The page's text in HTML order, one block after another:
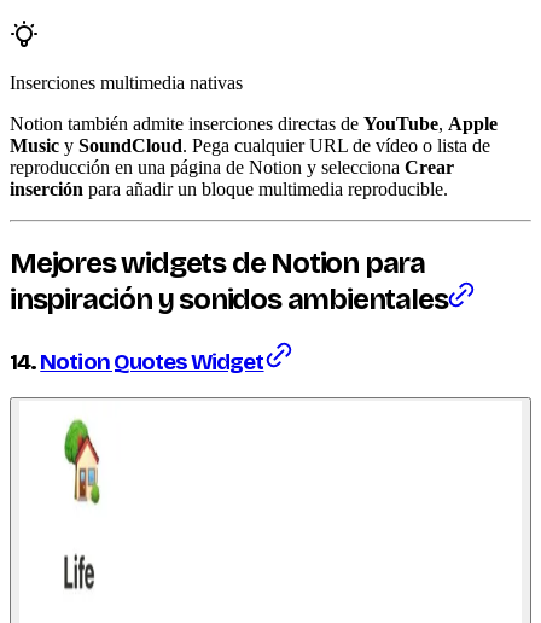
Inserciones multimedia nativas
Notion también admite inserciones directas de YouTube, Apple
Music y SoundCloud. Pega cualquier URL de vídeo o lista de
reproducción en una página de Notion y selecciona Crear
inserción para añadir un bloque multimedia reproducible.
Mejoreswidgetsde Notion para
inspiración y sonidos ambientales
14.Notion Quotes Widget